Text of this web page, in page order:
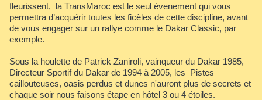
fleurissent, la TransMaroc est le seul évenement qui vous
permettra d’acquérir toutes les ficèles de cette discipline, avant
de vous engager sur un rallye comme le Dakar Classic, par
exemple.
Sous la houlette de Patrick Zaniroli, vainqueur du Dakar 1985,
Directeur Sportif du Dakar de 1994 à 2005, les Pistes
caillouteuses, oasis perdus et dunes n'auront plus de secrets et
chaque soir nous faisons étape en hôtel 3 ou 4 étoiles.